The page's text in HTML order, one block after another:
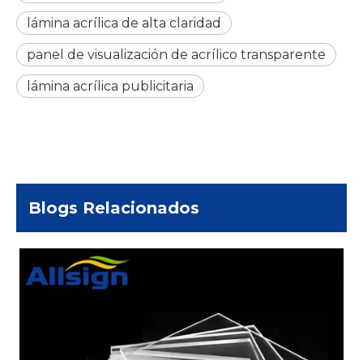
lámina acrílica de alta claridad
panel de visualización de acrílico transparente
lámina acrílica publicitaria
Blogs Relacionados